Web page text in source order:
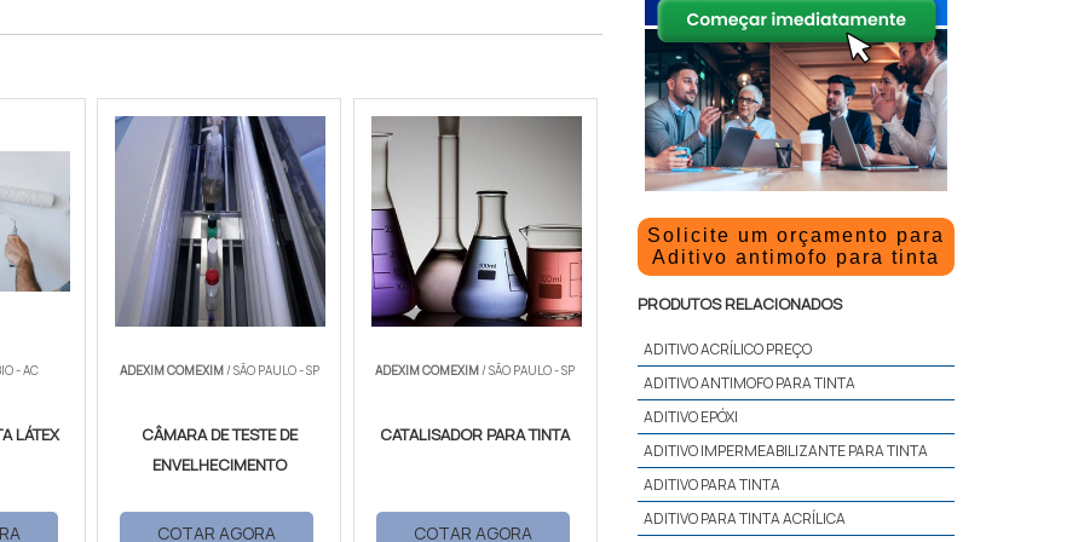
- AC
LÁTEX
ADEXIM COMEXIM/ SÃO PAULO - SP
CÂMARA DE TESTE DE
ENVELHECIMENTO
COTAR AGORA
ADEXIM COMEXIM/ SÃO PAULO - SP
CATALISADOR PARA TINTA
COTAR AGORA
Solicite um orçamento para
Aditivo antimofo para tinta
PRODUTOS RELACIONADOS
ADITIVO ACRÍLICO PREÇO
ADITIVO ANTIMOFO PARA TINTA
ADITIVO EPÓXI
ADITIVO IMPERMEABILIZANTE PARA TINTA
ADITIVO PARA TINTA
ADITIVO PARA TINTA ACRÍLICA